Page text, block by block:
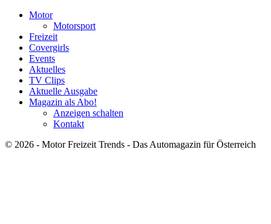
Motor
Motorsport
Freizeit
Covergirls
Events
Aktuelles
TV Clips
Aktuelle Ausgabe
Magazin als Abo!
Anzeigen schalten
Kontakt
© 2026 - Motor Freizeit Trends - Das Automagazin für Österreich